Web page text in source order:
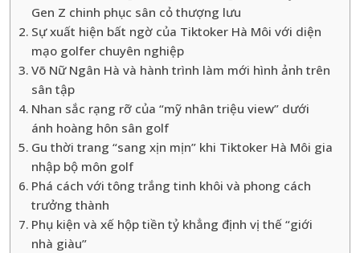
Gen Z chinh phục sân cỏ thượng lưu
Sự xuất hiện bất ngờ của Tiktoker Hà Môi với diện
mạo golfer chuyên nghiệp
Võ Nữ Ngân Hà và hành trình làm mới hình ảnh trên
sân tập
Nhan sắc rạng rỡ của “mỹ nhân triệu view” dưới
ánh hoàng hôn sân golf
Gu thời trang “sang xịn mịn” khi Tiktoker Hà Môi gia
nhập bộ môn golf
Phá cách với tông trắng tinh khôi và phong cách
trưởng thành
Phụ kiện và xế hộp tiền tỷ khẳng định vị thế “giới
nhà giàu”